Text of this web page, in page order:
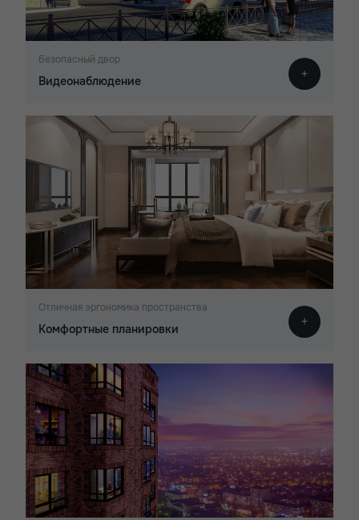
Безопасный двор
Видеонаблюдение
Отличная эргономика пространства
Комфортные планировки